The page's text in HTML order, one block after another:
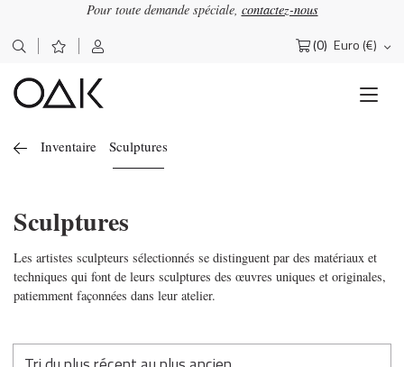
Pour toute demande spéciale, contactez-nous
(0) Euro (€)
Rechercher :
Inventaire Sculptures
Sculptures
Les artistes sculpteurs sélectionnés se distinguent par des matériaux et
techniques qui font de leurs sculptures des œuvres uniques et originales,
patiemment façonnées dans leur atelier.